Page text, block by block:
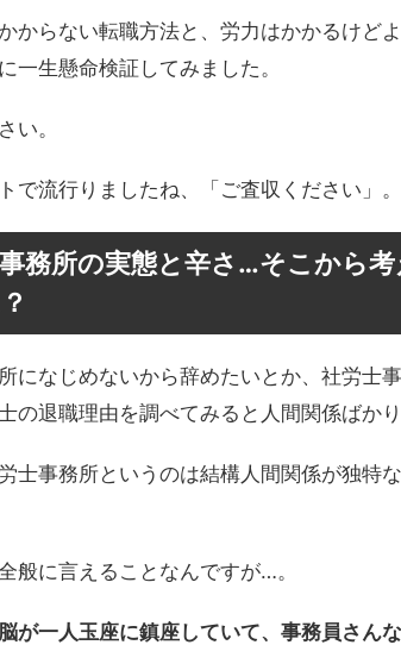
からない転職方法と、労力はかかるけど
一生懸命検証してみました。
い。
で流行りましたね、「ご査収ください」。
務所の実態と辛さ…そこから
になじめないから辞めたいとか、社労士
の退職理由を調べてみると人間関係ばか
士事務所というのは結構人間関係が独特
般に言えることなんですが…。
が一人玉座に鎮座していて、事務員さん